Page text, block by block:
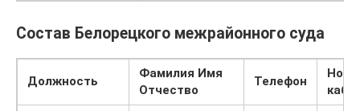
Состав Белорецкого межрайонного суда
Должность
Фамилия Имя
Отчество
Телефон